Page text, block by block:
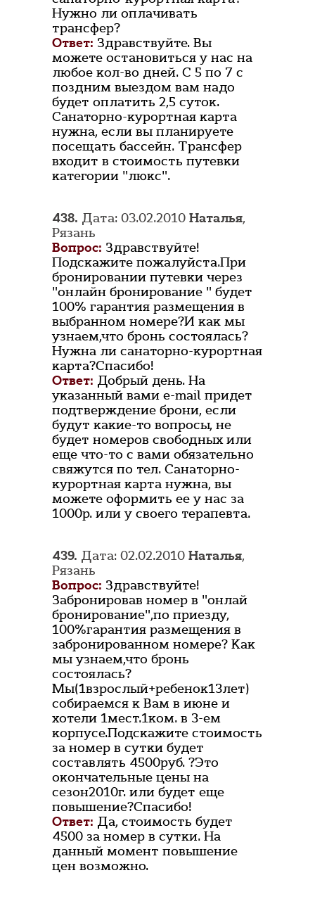
Нужно ли оплачивать
трансфер?
Ответ: Здравствуйте. Вы
можете остановиться у нас на
любое кол-во дней. С 5 по 7 с
поздним выездом вам надо
будет оплатить 2,5 суток.
Санаторно-курортная карта
нужна, если вы планируете
посещать бассейн. Трансфер
входит в стоимость путевки
категории "люкс".
438. Дата: 03.02.2010 Наталья,
Рязань
Вопрос: Здравствуйте!
Подскажите пожалуйста.При
бронировании путевки через
"онлайн бронирование " будет
100% гарантия размещения в
выбранном номере?И как мы
узнаем,что бронь состоялась?
Нужна ли санаторно-курортная
карта?Спасибо!
Ответ: Добрый день. На
указанный вами e-mail придет
подтверждение брони, если
будут какие-то вопросы, не
будет номеров свободных или
еще что-то с вами обязательно
свяжутся по тел. Санаторно-
курортная карта нужна, вы
можете оформить ее у нас за
1000р. или у своего терапевта.
439. Дата: 02.02.2010 Наталья,
Рязань
Вопрос: Здравствуйте!
Забронировав номер в "онлай
бронирование",по приезду,
100%гарантия размещения в
забронированном номере? Как
мы узнаем,что бронь
состоялась?
Мы(1взрослый+ребенок13лет)
собираемся к Вам в июне и
хотели 1мест.1ком. в 3-ем
корпусе.Подскажите стоимость
за номер в сутки будет
составлять 4500руб. ?Это
окончательные цены на
сезон2010г. или будет еще
повышение?Спасибо!
Ответ: Да, стоимость будет
4500 за номер в сутки. На
данный момент повышение
цен возможно.